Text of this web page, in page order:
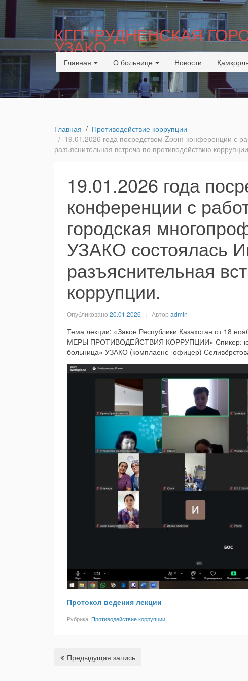
КГП "РУДНЕНСКАЯ
УЗАКО
Главная О больнице Новости
Главная
Противодействие коррупции
19.01.2026 года посредством Zoom-конференции с
разъяснительная встреча по противодействию
19.01.2026 года
конференции с
городская
УЗАКО состоялась
разъяснительная
коррупции.
Опубликовано 20.01.2026 Автор admin
Тема лекции: «Закон Республики Казахстан от 18
МЕРЫ ПРОТИВОДЕЙСТВИЯ КОРРУПЦИИ» Спикер:
больница» УЗАКО (комплаенс- офицер)
Протокол ведения лекции
Рубрика: Противодействие коррупции
Предыдущая запись